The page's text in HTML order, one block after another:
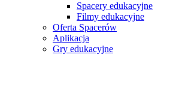
Spacery edukacyjne
Filmy edukacyjne
Oferta Spacerów
Aplikacja
Gry edukacyjne